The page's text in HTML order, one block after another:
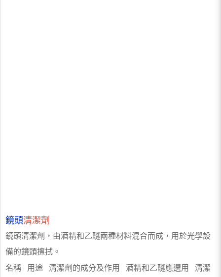
鏡頭清潔劑
鏡頭清潔劑，由酒精和乙醚兩種材料混合而成，用於光學設
備的鏡頭擦拭。
名稱 用途 清潔劑的成分及作用 酒精和乙醚應選用 清潔